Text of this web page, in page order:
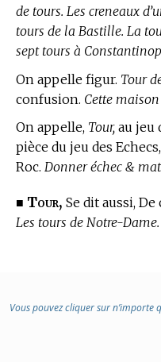
de tours. Les creneaux
tours de la Bastille. La
sept tours à
On appelle figur. Tour
confusion. Cette
On appelle, Tour, au jeu
pièce du jeu des
Roc. Donner échec &
■ Tour, Se dit aussi,
Les tours de Notre-Dame.
Vous pouvez cliquer sur